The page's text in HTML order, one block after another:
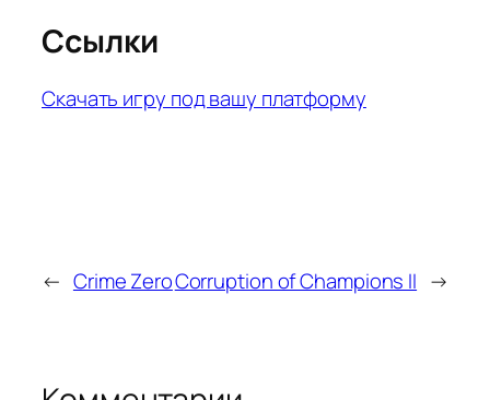
Ссылки
Скачать игру под вашу платформу
← Crime ZeroCorruption of Champions II →